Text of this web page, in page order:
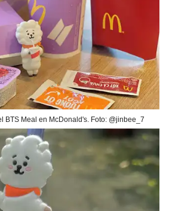
BTS Meal en McDonald's. Foto: @jinbee_7